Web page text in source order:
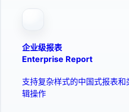
企业级报表
Enterprise Report
支持复杂样式的中国式报表
辑操作